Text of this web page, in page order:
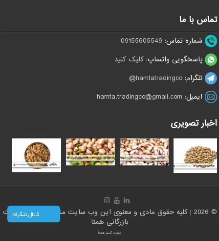
تماس با ما
شماره تماس: 09155605549
پاسخگویی واتساپ:کلیک کنید
تلگرام:hamtatradingco@
ایمیل: hamta.tradingco@gmail.com
اخبار تصویری
© 2026 | کلیه حقوق مادی و معنوی این وب سایت متعلق است به سایت
بازرگانی همتا
تجارت گستر همتا
کانال تلگرام